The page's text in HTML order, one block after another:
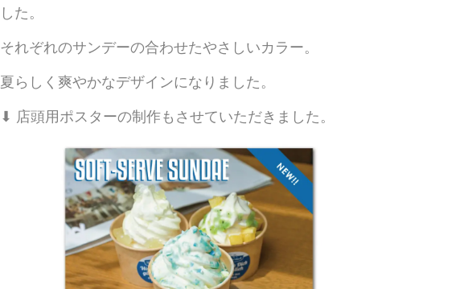
した。
それぞれのサンデーの合わせたやさしいカラー。
夏らしく爽やかなデザインになりました。
⬇︎ 店頭用ポスターの制作もさせていただきました。